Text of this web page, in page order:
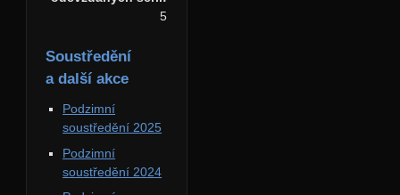
5
Soustředění
a další akce
Podzimní
soustředění 2025
Podzimní
soustředění 2024